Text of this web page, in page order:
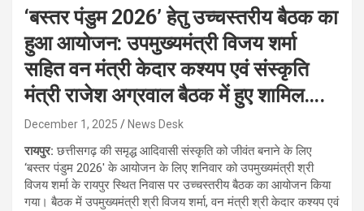
‘बस्तर पंडुम 2026’ हेतु उच्चस्तरीय बैठक का
हुआ आयोजन: उपमुख्यमंत्री विजय शर्मा
सहित वन मंत्री केदार कश्यप एवं संस्कृति
मंत्री राजेश अग्रवाल बैठक में हुए शामिल….
December 1, 2025 News Desk
रायपुर:छत्तीसगढ़ की समृद्ध आदिवासी संस्कृति को जीवंत बनाने के लिए
‘बस्तर पंडुम 2026′ के आयोजन के लिए शनिवार को उपमुख्यमंत्री श्री
विजय शर्मा के रायपुर स्थित निवास पर उच्चस्तरीय बैठक का आयोजन किया
गया। बैठक में उपमुख्यमंत्री श्री विजय शर्मा, वन मंत्री श्री केदार कश्यप एवं